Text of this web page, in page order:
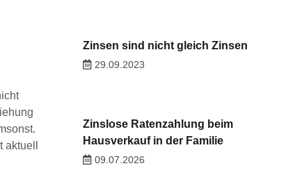
Zinsen sind nicht gleich Zinsen
29.09.2023
Zinslose Ratenzahlung beim
Hausverkauf in der Familie
09.07.2026